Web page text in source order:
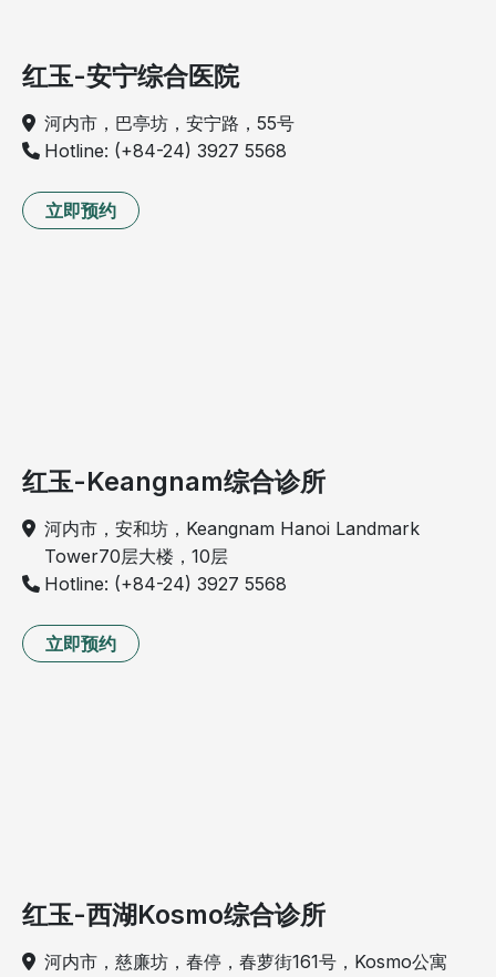
红玉-安宁综合医院
河内市，巴亭坊，安宁路，55号
Hotline: (+84-24) 3927 5568
立即预约
红玉-Keangnam综合诊所
河内市，安和坊，Keangnam Hanoi Landmark
Tower70层大楼，10层
Hotline: (+84-24) 3927 5568
立即预约
红玉-西湖Kosmo综合诊所
河内市，慈廉坊，春停，春萝街161号，Kosmo公寓